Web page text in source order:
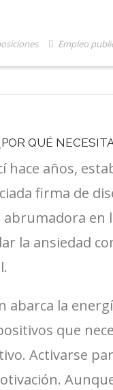
Empleo
QUÉ
hace años,
firma de
la ansiedad
abarca la
que
Activarse